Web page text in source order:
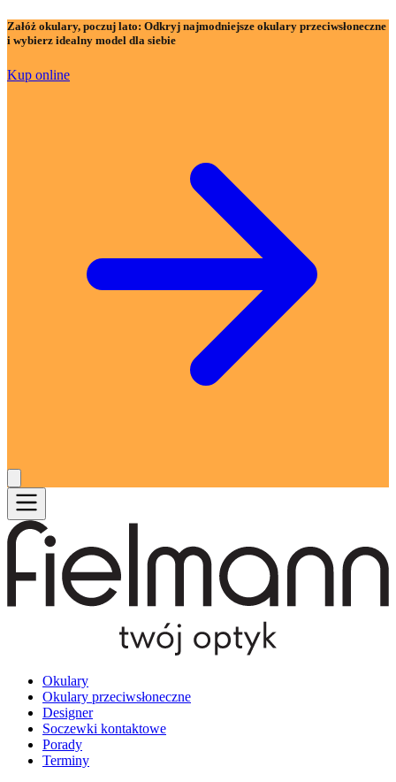
Załóż okulary, poczuj lato: Odkryj najmodniejsze okulary przeciwsłoneczne
i wybierz idealny model dla siebie
Kup online
Okulary
Okulary przeciwsłoneczne
Designer
Soczewki kontaktowe
Porady
Terminy